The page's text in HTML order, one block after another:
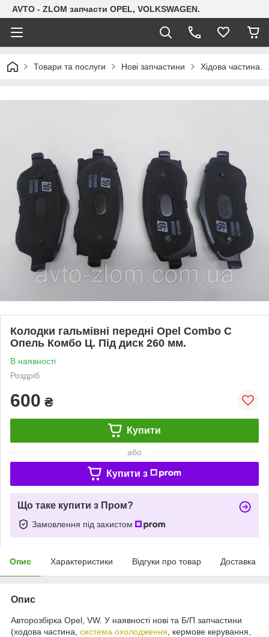
AVTO - ZLOM запчасти OPEL, VOLKSWAGEN.
Товари та послуги Нові запчастини Хідова частина.
Колодки гальмівні передні Opel Combo C
Опель Комбо Ц. Під диск 260 мм.
В наявності
Роздріб
600 ₴
Купити
або
Купити з
Що таке купити з Пром?
Замовлення під захистом
Опис Характеристики Відгуки про товар Доставка
Опис
Авторозбірка Opel, VW. У наявності нові та Б/П запчастини
(ходова частина, система охолодження , кермове керування,